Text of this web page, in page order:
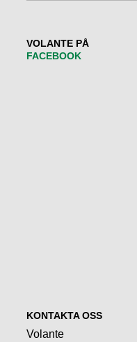
VOLANTE PÅ
FACEBOOK
KONTAKTA OSS
Volante